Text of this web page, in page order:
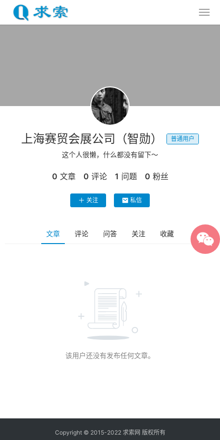
上海赛贸会展公司（智勋） 普通用户
这个人很懒，什么都没有留下～
0 文章 0 评论 1 问题 0 粉丝
关注 私信
文章 评论 问答 关注 收藏
该用户还没有发布任何文章。
Copyright © 2015-2022 求索网 版权所有